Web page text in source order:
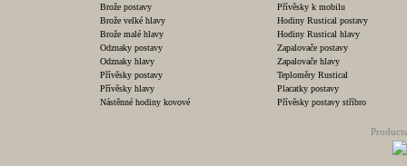
Brože postavy
Brože velké hlavy
Brože malé hlavy
Odznaky postavy
Odznaky hlavy
Přívěsky postavy
Přívěsky hlavy
Nástěnné hodiny kovové
Přívěsky k mobilu
Hodiny Rustical postavy
Hodiny Rustical hlavy
Zapalovače postavy
Zapalovače hlavy
Teploměry Rustical
Placatky postavy
Přívěsky postavy stříbro
Products